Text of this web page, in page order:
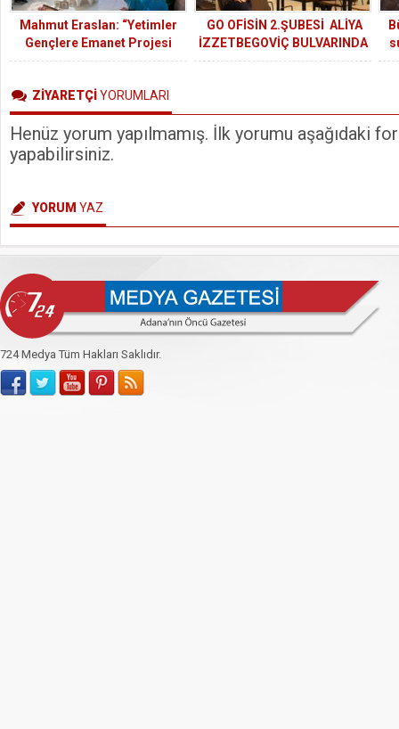
Mahmut Eraslan: “Yetimler
Gençlere Emanet Projesi
Gençlerimizin Vicdanına
GO OFİSİN 2.ŞUBESİ ALİYA
İZZETBEGOVİÇ BULVARINDA
AÇILDI.
ZİYARETÇİYORUMLARI
Henüz yorum yapılmamış. İlk yorumu aşağıdaki
yapabilirsiniz.
YORUM YAZ
724 Medya Tüm Hakları Saklıdır.